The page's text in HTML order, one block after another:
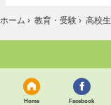
ホーム › 教育・受験 › 高校生
Home Facebook